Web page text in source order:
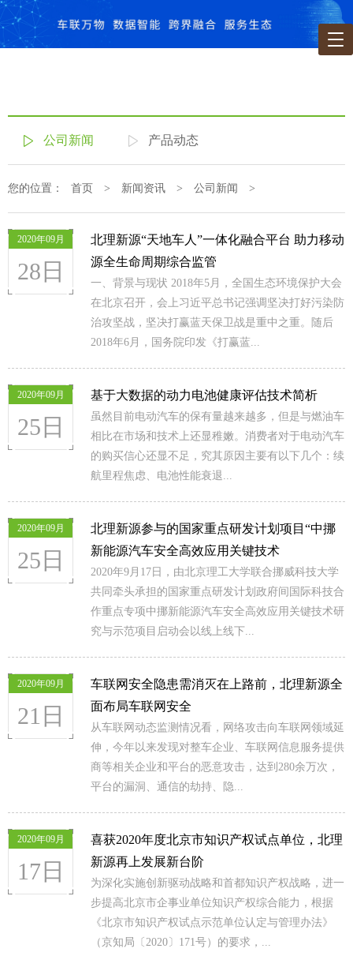
公司新闻 产品动态
您的位置： 首页 > 新闻资讯 > 公司新闻 >
2020年09月
28日
北理新源“天地车人”一体化融合平台 助力移动
源全生命周期综合监管
一、背景与现状 2018年5月，全国生态环境保护大会
在北京召开，会上习近平总书记强调坚决打好污染防
治攻坚战，坚决打赢蓝天保卫战是重中之重。随后
2018年6月，国务院印发《打赢蓝...
2020年09月
25日
基于大数据的动力电池健康评估技术简析
虽然目前电动汽车的保有量越来越多，但是与燃油车
相比在市场和技术上还显稚嫩。消费者对于电动汽车
的购买信心还显不足，究其原因主要有以下几个：续
航里程焦虑、电池性能衰退...
2020年09月
25日
北理新源参与的国家重点研发计划项目“中挪
新能源汽车安全高效应用关键技术
2020年9月17日，由北京理工大学联合挪威科技大学
共同牵头承担的国家重点研发计划政府间国际科技合
作重点专项中挪新能源汽车安全高效应用关键技术研
究与示范项目启动会以线上线下...
2020年09月
21日
车联网安全隐患需消灭在上路前，北理新源全
面布局车联网安全
从车联网动态监测情况看，网络攻击向车联网领域延
伸，今年以来发现对整车企业、车联网信息服务提供
商等相关企业和平台的恶意攻击，达到280余万次，
平台的漏洞、通信的劫持、隐...
2020年09月
17日
喜获2020年度北京市知识产权试点单位，北理
新源再上发展新台阶
为深化实施创新驱动战略和首都知识产权战略，进一
步提高北京市企事业单位知识产权综合能力，根据
《北京市知识产权试点示范单位认定与管理办法》
（京知局〔2020〕171号）的要求，...